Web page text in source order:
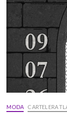
MODA CARTELERA